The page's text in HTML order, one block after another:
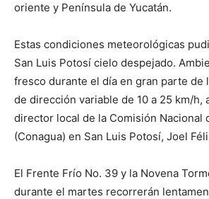
oriente y Península de Yucatán.
Estas condiciones meteorológicas
San Luis Potosí cielo despejado.
fresco durante el día en gran parte de
de dirección variable de 10 a 25 km/h,
director local de la Comisión Nacional
(Conagua) en San Luis Potosí, Joel
El Frente Frío No. 39 y la Novena
durante el martes recorrerán